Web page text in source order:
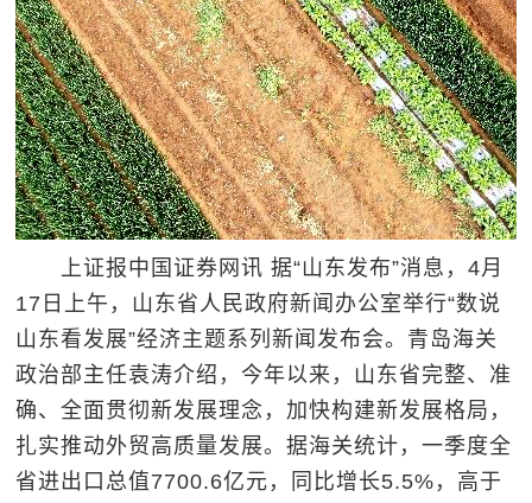
上证报中国证券网讯 据“山东发布”消息，4月
17日上午，山东省人民政府新闻办公室举行“数说
山东看发展”经济主题系列新闻发布会。青岛海关
政治部主任袁涛介绍，今年以来，山东省完整、准
确、全面贯彻新发展理念，加快构建新发展格局，
扎实推动外贸高质量发展。据海关统计，一季度全
省进出口总值7700.6亿元，同比增长5.5%，高于